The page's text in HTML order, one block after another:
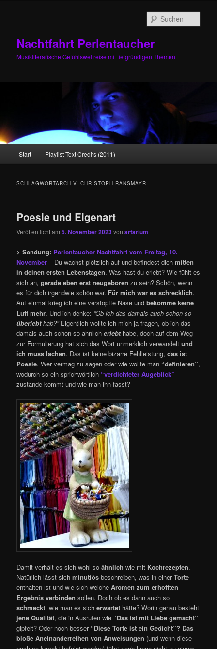
Nachtfahrt Perlentaucher
Musikliterarische Gefühlsweltreise mit tiefgründigen Themen
Start Playlist Text Credits (2011)
SCHLAGWORTARCHIV:CHRISTOPH RANSMAYR
Poesie und Eigenart
Veröffentlicht am5. November 2023vonartarium
> Sendung: Perlentaucher Nachtfahrt vom Freitag, 10.
November – Du wachst plötzlich auf und befindest dichmitten
in deinen ersten Lebenstagen. Was hast du erlebt? Wie fühlt es
sich an,gerade eben erst neugeboren zu sein? Schön, wenn
es für dich irgendwie schön war. Für mich war es schrecklich.
Auf einmal krieg ich eine verstopfte Nase undbekomme keine
Luft mehr. Und ich denke: “Ob ich das damals auch schon so
überlebthab?”Eigentlich wollte ich mich ja fragen, ob ich das
damals auch schon so ähnlicherlebthabe, doch auf dem Weg
zur Formulierung hat sich das Wort unmerklich verwandeltund
ich muss lachen. Das ist keine bizarre Fehlleistung,das ist
Poesie. Wer vermag zu sagen oder wie wollte man “definieren”,
wodurch so ein sprichwörtlich “verdichteter Augeblick”
zustande kommt und wie man ihn fasst?
Damit verhält es sich wohl soähnlich wie mit Kochrezepten.
Natürlich lässt sichminutiös beschreiben, was in einerTorte
enthalten ist und wie sich welcheAromen zum erhofften
Ergebnis verbinden sollen. Doch ob es dann auch so
schmeckt, wie man es sicherwartet hätte? Worin genau besteht
jene Qualität, die in Ausrufen wie “Das ist mit Liebe gemacht”
gipfelt? Oder noch besser “Diese Torte ist ein Gedicht”? Das
bloße Aneinanderreihen von Anweisungen (und wenn diese